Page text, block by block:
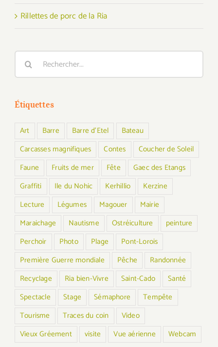
Rillettes de porc de la Ria
Rechercher:
Étiquettes
Art Barre Barre d'Etel
Bateau
Carcasses magnifiques
Contes
Coucher de Soleil
Faune
Fruits de mer Fête
Gaec des Etangs
Graffiti
Ile du Nohic Kerhillio
Kerzine
Lecture
Légumes Magouer
Mairie
Maraichage
Nautisme Ostréiculture
peinture
Perchoir
Photo Plage
Pont-Lorois
Première Guerre mondiale
Pêche
Randonnée
Recyclage
Ria bien-Vivre Saint-Cado
Santé
Spectacle
Stage Sémaphore
Tempête
Tourisme
Traces du coin
Video
Vieux Gréement
visite Vue aérienne Webcam